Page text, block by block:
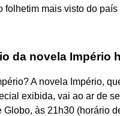
folhetim mais visto do
da novela Império
A novela Império,
exibida, vai ao ar de
Globo, às 21h30 (horário